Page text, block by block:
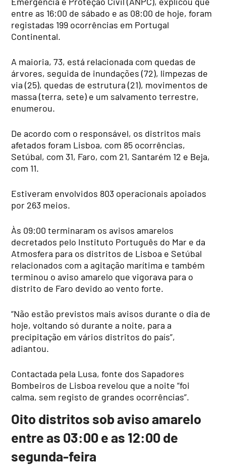
entre as 16:00 de sábado e as 08:00 de hoje, foram
registadas 199 ocorrências em Portugal
Continental.
A maioria, 73, está relacionada com quedas de
árvores, seguida de inundações (72), limpezas de
via (25), quedas de estrutura (21), movimentos de
massa (terra, sete) e um salvamento terrestre,
enumerou.
De acordo com o responsável, os distritos mais
afetados foram Lisboa, com 85 ocorrências,
Setúbal, com 31, Faro, com 21, Santarém 12 e Beja,
com 11.
Estiveram envolvidos 803 operacionais apoiados
por 263 meios.
Às 09:00 terminaram os avisos amarelos
decretados pelo Instituto Português do Mar e da
Atmosfera para os distritos de Lisboa e Setúbal
relacionados com a agitação marítima e também
terminou o aviso amarelo que vigorava para o
distrito de Faro devido ao vento forte.
“Não estão previstos mais avisos durante o dia de
hoje, voltando só durante a noite, para a
precipitação em vários distritos do país”,
adiantou.
Contactada pela Lusa, fonte dos Sapadores
Bombeiros de Lisboa revelou que a noite “foi
calma, sem registo de grandes ocorrências”.
Oito distritos sob aviso amarelo
entre as 03:00 e as 12:00 de
segunda-feira